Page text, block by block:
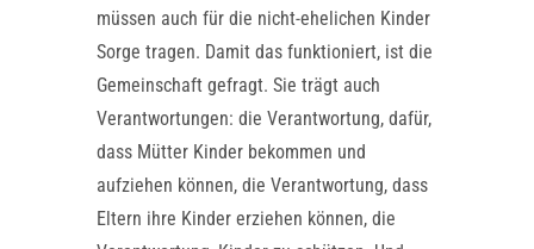
müssen auch für die nicht-ehelichen Kinder
Sorge tragen. Damit das funktioniert, ist die
Gemeinschaft gefragt. Sie trägt auch
Verantwortungen: die Verantwortung, dafür,
dass Mütter Kinder bekommen und
aufziehen können, die Verantwortung, dass
Eltern ihre Kinder erziehen können, die